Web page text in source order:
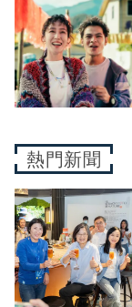
熱門新聞